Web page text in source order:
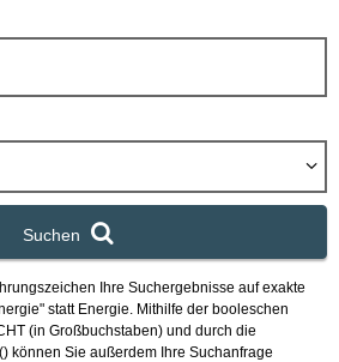
Suchen
Ihre Suchergebnisse auf exakte
statt Energie. Mithilfe der booleschen
(in Großbuchstaben) und durch die
können Sie außerdem Ihre Suchanfrage